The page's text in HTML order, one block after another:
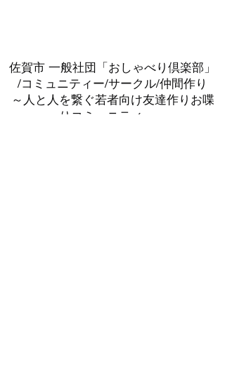
佐賀市 一般社団「おしゃべり倶楽部」
/コミュニティー/サークル/仲間作り
～人と人を繋ぐ若者向け友達作りお喋
りコミュニティー～